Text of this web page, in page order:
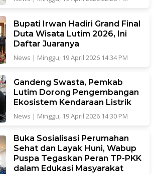
Bupati Irwan Hadiri Grand Final
Duta Wisata Lutim 2026, Ini
Daftar Juaranya
News | Minggu, 19 April 2026 14:34 PM
Gandeng Swasta, Pemkab
Lutim Dorong Pengembangan
Ekosistem Kendaraan Listrik
News | Minggu, 19 April 2026 14:30 PM
Buka Sosialisasi Perumahan
Sehat dan Layak Huni, Wabup
Puspa Tegaskan Peran TP-PKK
dalam Edukasi Masyarakat